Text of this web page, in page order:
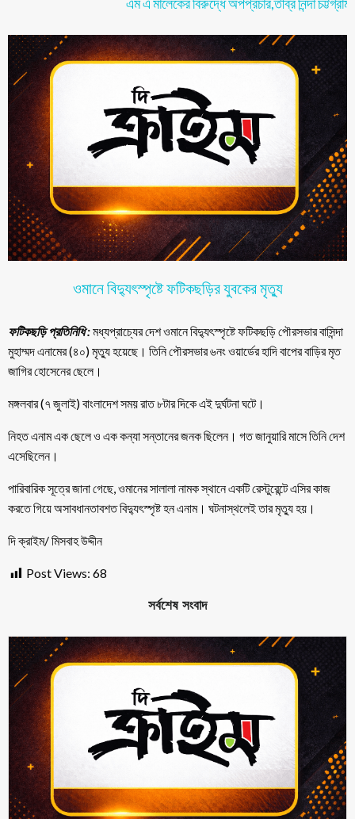
ওমানে বিদ্যুৎস্পৃষ্টে ফটিকছড়ির যুবকের মৃত্যু
ফটিকছড়ি প্রতিনিধি :মধ্যপ্রাচ্যের দেশ ওমানে বিদ্যুৎস্পৃষ্টে ফটিকছড়ি পৌরসভার বাসিন্দা
মুহাম্মদ এনামের (৪০) মৃত্যু হয়েছে। তিনি পৌরসভার ৬নং ওয়ার্ডের হাদি বাপের বাড়ির মৃত
জাগির হোসেনের ছেলে।
মঙ্গলবার (৭ জুলাই) বাংলাদেশ সময় রাত ৮টার দিকে এই দুর্ঘটনা ঘটে।
নিহত এনাম এক ছেলে ও এক কন্যা সন্তানের জনক ছিলেন। গত জানুয়ারি মাসে তিনি দেশ
এসেছিলেন।
পারিবারিক সূত্রে জানা গেছে, ওমানের সালালা নামক স্থানে একটি রেস্টুরেন্টে এসির কাজ
করতে গিয়ে অসাবধানতাবশত বিদ্যুৎস্পৃষ্ট হন এনাম। ঘটনাস্থলেই তার মৃত্যু হয়।
দি ক্রাইম/ মিসবাহ উদ্দীন
Post Views: 68
সর্বশেষ সংবাদ